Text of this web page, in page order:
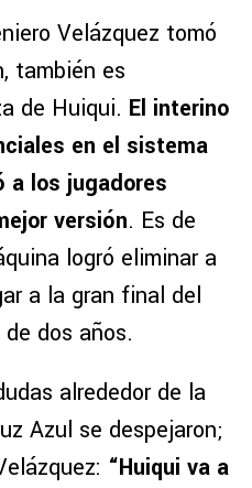
Velázquez tomó
también es
de Huiqui. El interino
en el sistema
a los jugadores
versión. Es de
logró eliminar a
a la gran final del
dos años.
alrededor de la
Azul se despejaron;
“Huiqui va a